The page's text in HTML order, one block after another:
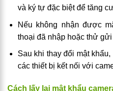
và ký tự đặc biệt để tăng
Nếu không nhận được
thoại đã nhập hoặc thử
Sau khi thay đổi mật
các thiết bị kết nối với
Cách lấy lại mật khẩu